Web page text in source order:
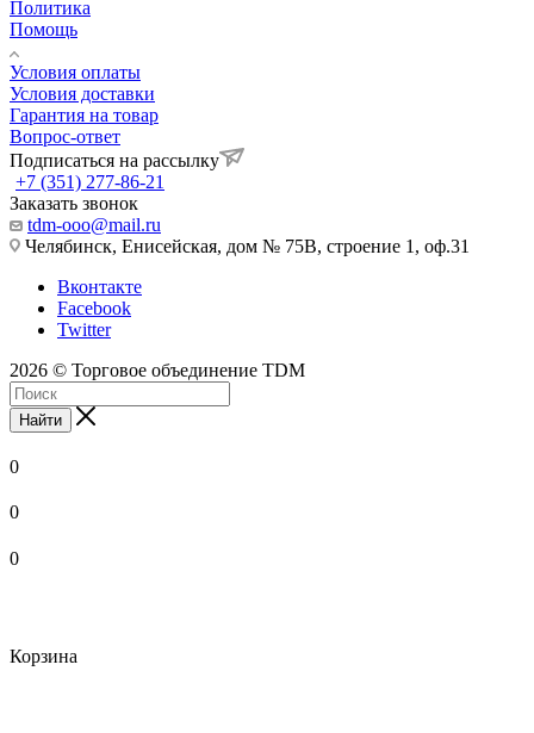
Политика
Помощь
Условия оплаты
Условия доставки
Гарантия на товар
Вопрос-ответ
Подписаться на рассылку
+7 (351) 277-86-21
Заказать звонок
tdm-ooo@mail.ru
Челябинск, Енисейская, дом № 75В, строение 1, оф.31
Вконтакте
Facebook
Twitter
2026 © Торговое объединение TDM
Найти
0
0
0
Корзина